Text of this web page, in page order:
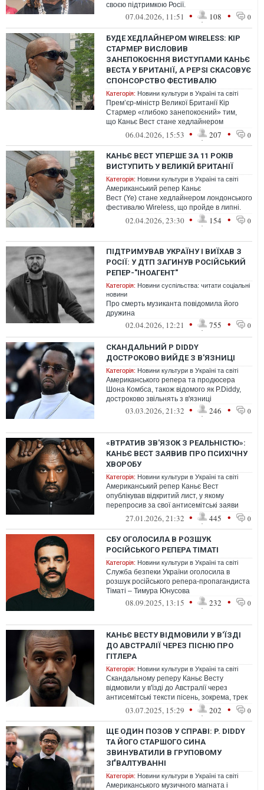
своєю підтримкою Росії.
07.04.2026, 11:51 • 108 • 0
БУДЕ ХЕДЛАЙНЕРОМ WIRELESS: КІР
СТАРМЕР ВИСЛОВИВ
ЗАНЕПОКОЄННЯ ВИСТУПАМИ КАНЬЄ
ВЕСТА У БРИТАНІЇ, А PEPSI СКАСОВУЄ
СПОНСОРСТВО ФЕСТИВАЛЮ
Категорія: Новини культури в Україні та світі
Премʼєр-міністр Великої Британії Кір
Стармер «глибоко занепокоєний» тим,
що Каньє Вест стане хедлайнером
лондонського фестивалю Wireless.
06.04.2026, 15:53 • 207 • 0
КАНЬЄ ВЕСТ УПЕРШЕ ЗА 11 РОКІВ
ВИСТУПИТЬ У ВЕЛИКІЙ БРИТАНІЇ
Категорія: Новини культури в Україні та світі
Американський репер Каньє
Вест (Ye) стане хедлайнером лондонського
фестивалю Wireless, що пройде в липні.
Єврейська громада виступила проти
02.04.2026, 23:30 • 154 • 0
ПІДТРИМУВАВ УКРАЇНУ І ВИЇХАВ З
РОСІЇ: У ДТП ЗАГИНУВ РОСІЙСЬКИЙ
РЕПЕР-"ІНОАГЕНТ"
Категорія: Новини суспільства: читати соціальні
новини
Про смерть музиканта повідомила його
дружина
02.04.2026, 12:21 • 755 • 0
СКАНДАЛЬНИЙ P DIDDY
ДОСТРОКОВО ВИЙДЕ З В'ЯЗНИЦІ
Категорія: Новини культури в Україні та світі
Американського репера та продюсера
Шона Комбса, також відомого як P.Diddy,
достроково звільнять з в'язниці
03.03.2026, 21:32 • 246 • 0
«ВТРАТИВ ЗВ'ЯЗОК З РЕАЛЬНІСТЮ»:
КАНЬЄ ВЕСТ ЗАЯВИВ ПРО ПСИХІЧНУ
ХВОРОБУ
Категорія: Новини культури в Україні та світі
Американський репер Каньє Вест
опублікував відкритий лист, у якому
перепросив за свої антисемітські заяви
та футболки зі свастикою, випущені у 2025
27.01.2026, 21:32 • 445 • 0
СБУ ОГОЛОСИЛА В РОЗШУК
РОСІЙСЬКОГО РЕПЕРА ТІМАТІ
Категорія: Новини культури в Україні та світі
Служба безпеки України оголосила в
розшук російського репера-пропагандиста
Тіматі – Тимура Юнусова
08.09.2025, 13:15 • 232 • 0
КАНЬЄ ВЕСТУ ВІДМОВИЛИ У В'ЇЗДІ
ДО АВСТРАЛІЇ ЧЕРЕЗ ПІСНЮ ПРО
ГІТЛЕРА
Категорія: Новини культури в Україні та світі
Скандальному реперу Каньє Весту
відмовили у в'їзді до Австралії через
антисемітські тексти пісень, зокрема, трек
під назвою "Heil Hitler"
03.07.2025, 15:29 • 202 • 0
ЩЕ ОДИН ПОЗОВ У СПРАВІ: P. DIDDY
ТА ЙОГО СТАРШОГО СИНА
ЗВИНУВАТИЛИ В ГРУПОВОМУ
ЗҐВАЛТУВАННІ
Категорія: Новини культури в Україні та світі
Американського музичного магната і